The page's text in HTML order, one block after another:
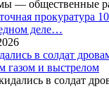
прокуратура
деле…
в солдат
газом и выстрелом